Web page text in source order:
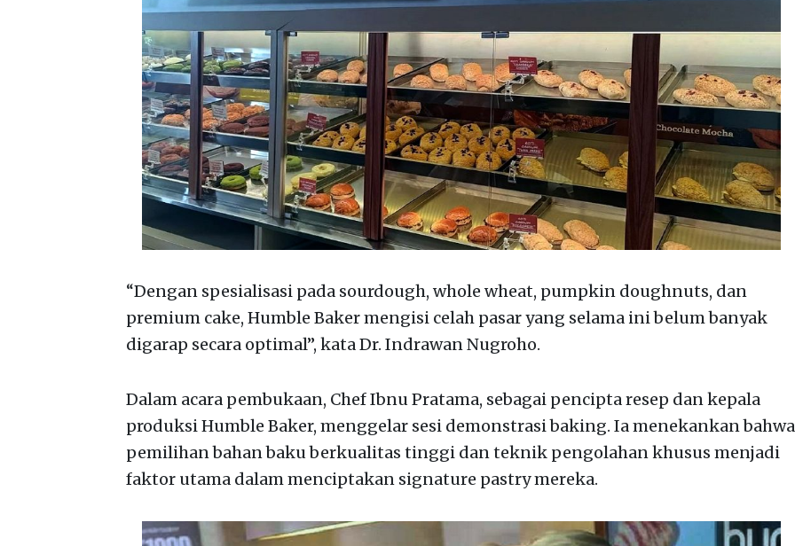
“Dengan spesialisasi pada sourdough, whole wheat, pumpkin doughnuts, dan
premium cake, Humble Baker mengisi celah pasar yang selama ini belum banyak
digarap secara optimal”, kata Dr. Indrawan Nugroho.
Dalam acara pembukaan, Chef Ibnu Pratama, sebagai pencipta resep dan kepala
produksi Humble Baker, menggelar sesi demonstrasi baking. Ia menekankan bahwa
pemilihan bahan baku berkualitas tinggi dan teknik pengolahan khusus menjadi
faktor utama dalam menciptakan signature pastry mereka.